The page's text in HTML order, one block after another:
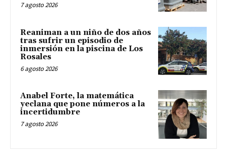
7 agosto 2026
Reaniman a un niño de dos años
tras sufrir un episodio de
inmersión en la piscina de Los
Rosales
6 agosto 2026
Anabel Forte, la matemática
yeclana que pone números a la
incertidumbre
7 agosto 2026